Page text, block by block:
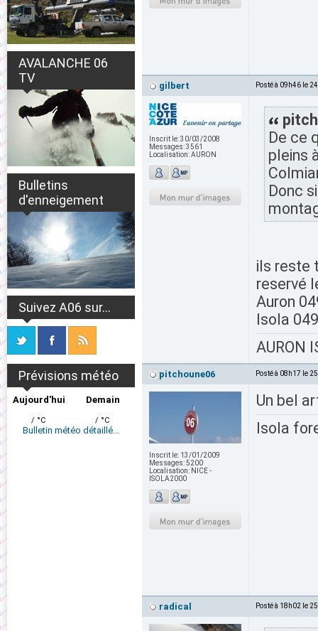
AVALANCHE 06
TV
Bulletins
d'enneigement
Suivez A06 sur...
Prévisions météo
Aujourd'hui
/ °C
Demain
/ °C
Bulletin météo détaillé...
gilbert Posté à 09h46 le
Inscrit le:30/03/2008
Messages:3561
Localisation:AURON
De ce
pleins
Donc
ils reste
reservé
Auron
Isola
AURON
pitchoune06 Posté à 08h17 le
Inscrit le: 13/01/2009
Messages:5200
Localisation: NICE -
ISOLA2000
Un bel
Isola
radical Posté à 18h02 le